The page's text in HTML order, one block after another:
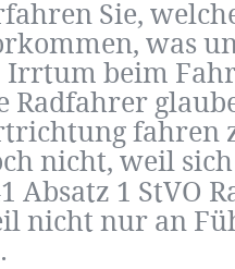
Sie,
was
Irrtum beim
Radfahrer
fahren
nicht, weil
Absatz 1 StVO
nicht nur an